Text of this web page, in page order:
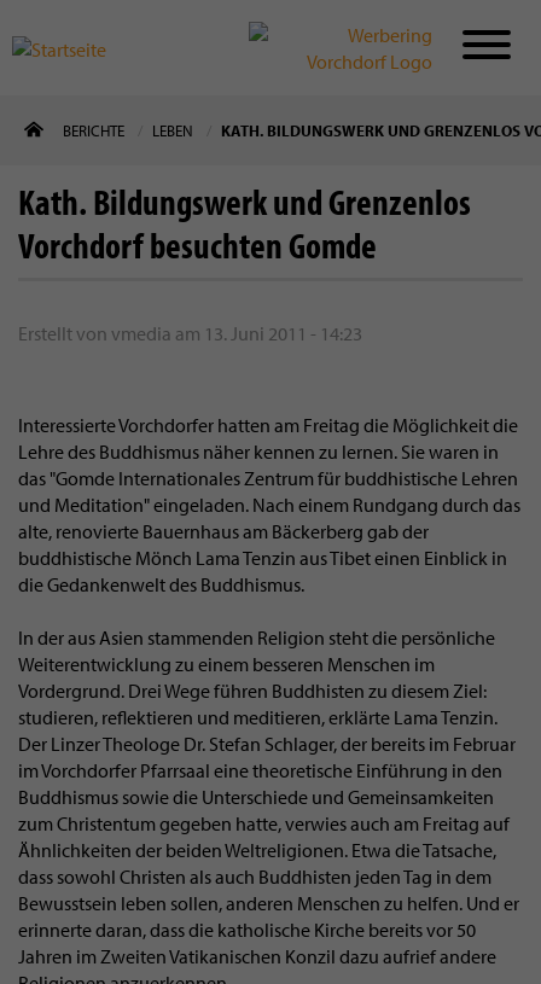
zum
BERICHTE LEBEN KATH. BILDUNGSWERK UND GRENZENLOS
Kath. Bildungswerk und Grenzenlos
Vorchdorf besuchten Gomde
Erstellt von vmedia am 13. Juni 2011 - 14:23
Interessierte Vorchdorfer hatten am Freitag die Möglichkeit die
Lehre des Buddhismus näher kennen zu lernen. Sie waren in
das "Gomde Internationales Zentrum für buddhistische Lehren
und Meditation" eingeladen. Nach einem Rundgang durch das
alte, renovierte Bauernhaus am Bäckerberg gab der
buddhistische Mönch Lama Tenzin aus Tibet einen Einblick in
die Gedankenwelt des Buddhismus.
In der aus Asien stammenden Religion steht die persönliche
Weiterentwicklung zu einem besseren Menschen im
Vordergrund. Drei Wege führen Buddhisten zu diesem Ziel:
studieren, reflektieren und meditieren, erklärte Lama Tenzin.
Der Linzer Theologe Dr. Stefan Schlager, der bereits im Februar
im Vorchdorfer Pfarrsaal eine theoretische Einführung in den
Buddhismus sowie die Unterschiede und Gemeinsamkeiten
zum Christentum gegeben hatte, verwies auch am Freitag auf
Ähnlichkeiten der beiden Weltreligionen. Etwa die Tatsache,
dass sowohl Christen als auch Buddhisten jeden Tag in dem
Bewusstsein leben sollen, anderen Menschen zu helfen. Und er
erinnerte daran, dass die katholische Kirche bereits vor 50
Jahren im Zweiten Vatikanischen Konzil dazu aufrief andere